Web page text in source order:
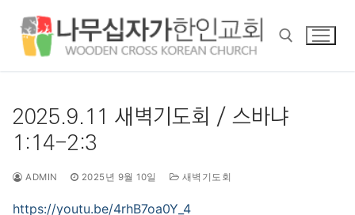
2025.9.11 새벽기도회 / 스바냐
1:14-2:3
ADMIN 2025년 9월 10일 새벽기도회
https://youtu.be/4rhB7oa0Y_4